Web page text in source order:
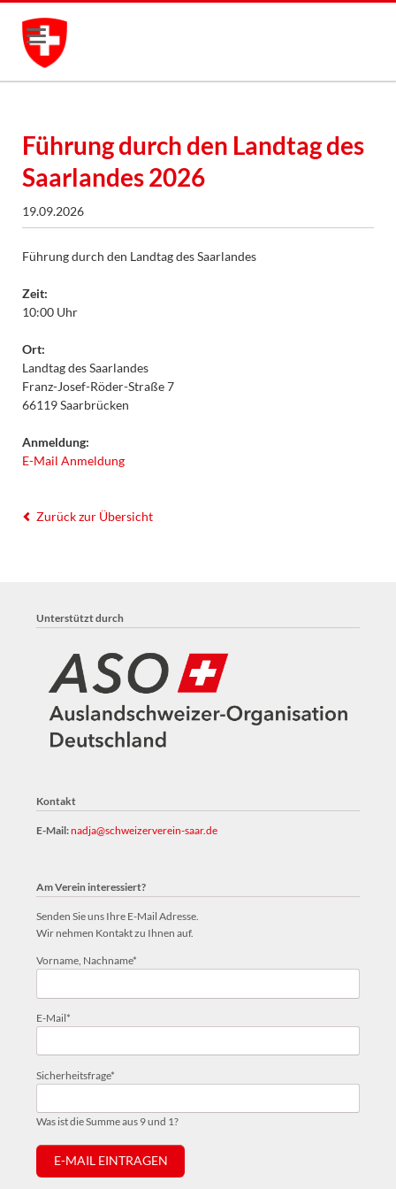
Führung durch den Landtag des
Saarlandes 2026
19.09.2026
Führung durch den Landtag des Saarlandes
Zeit:
10:00 Uhr
Ort:
Landtag des Saarlandes
Franz-Josef-Röder-Straße 7
66119 Saarbrücken
Anmeldung:
E-Mail Anmeldung
Zurück zur Übersicht
Unterstützt durch
Kontakt
E-Mail:nadja@schweizerverein-saar.de
Am Verein interessiert?
Senden Sie uns Ihre E-Mail Adresse.
Wir nehmen Kontakt zu Ihnen auf.
Pflichtfeld
Vorname, Nachname*
Pflichtfeld
E-Mail*
Pflichtfeld
Sicherheitsfrage*
Was ist die Summe aus 9 und 1?
E-MAIL EINTRAGEN